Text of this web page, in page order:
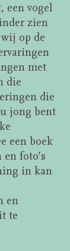
een vogel
zien
op de
met
die
die
jong bent
een boek
foto’s
in kan
en
te